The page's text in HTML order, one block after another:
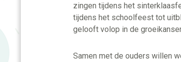
zingen tijdens het
tijdens het schoolfeest tot
gelooft volop in de
Samen met de ouders willen